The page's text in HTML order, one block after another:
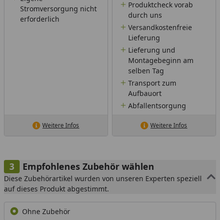
Stromversorgung nicht
erforderlich
Weitere Infos
Produktcheck vorab
durch uns
Versandkostenfreie
Lieferung
Lieferung und
Montagebeginn am
selben Tag
Transport zum
Aufbauort
Abfallentsorgung
Weitere Infos
Empfohlenes Zubehör wählen
Diese Zubehörartikel wurden von unseren Experten speziell
auf dieses Produkt abgestimmt.
Ohne Zubehör